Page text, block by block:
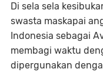
Di sela sela
swasta maskapai
Indonesia sebagai
membagi waktu
dipergunakan